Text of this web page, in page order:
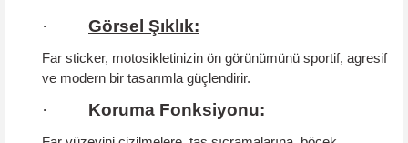
·
Görsel Şıklık:
Far sticker, motosikletinizin ön görünümünü sportif, agresif
ve modern bir tasarımla güçlendirir.
· Koruma Fonksiyonu: